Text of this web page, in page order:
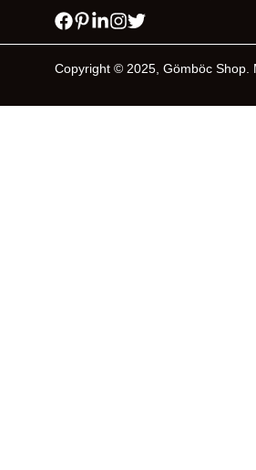
Copyright © 2025, Gömböc Shop.